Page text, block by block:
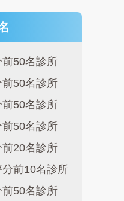
50名診所
50名診所
50名診所
50名診所
20名診所
前10名診所
50名診所